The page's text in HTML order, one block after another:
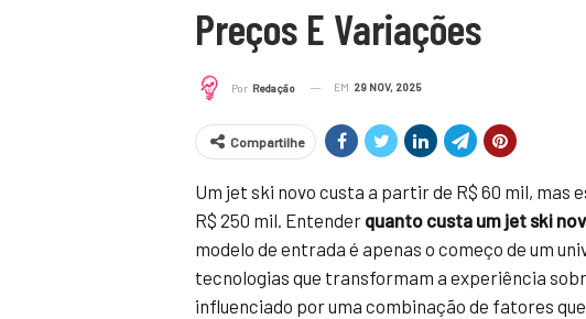
Preços E Variações
Por Redação EM 29 NOV, 2025
Compartilhe
Um jet ski novo custa a partir de R$ 60 mil,
R$ 250 mil. Entender quanto custa um jet ski
modelo de entrada é apenas o começo de um
tecnologias que transformam a experiência
influenciado por uma combinação de fatores